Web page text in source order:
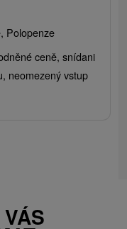
Polopenze
ceně, snídani
neomezený vstup